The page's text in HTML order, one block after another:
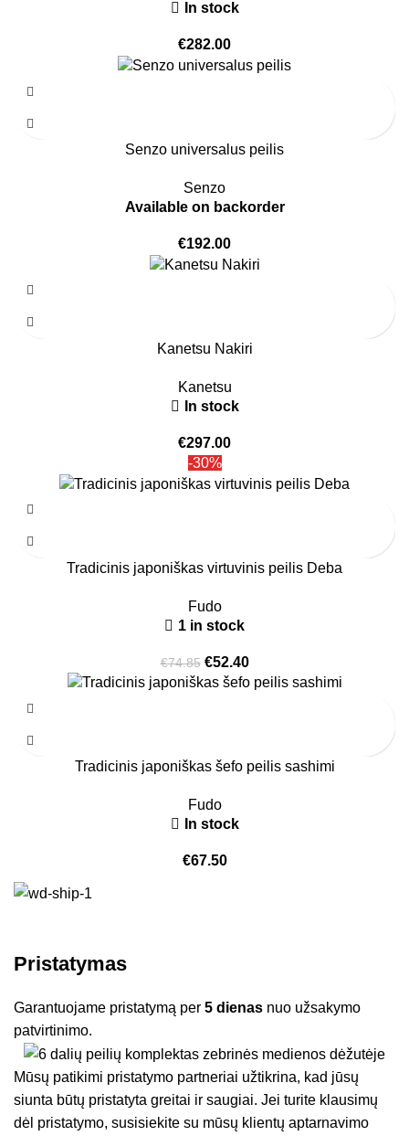
In stock
€282.00
Senzo universalus peilis
Senzo
Available on backorder
€192.00
Kanetsu Nakiri
Kanetsu
In stock
€297.00
-30%
Tradicinis japoniškas virtuvinis peilis Deba
Fudo
1 in stock
€74.85 €52.40
Tradicinis japoniškas šefo peilis sashimi
Fudo
In stock
€67.50
Pristatymas
Garantuojame pristatymą per5 dienas nuo užsakymo
patvirtinimo.
Mūsų patikimi pristatymo partneriai užtikrina, kad jūsų
siunta būtų pristatyta greitai ir saugiai. Jei turite klausimų
dėl pristatymo, susisiekite su mūsų klientų aptarnavimo